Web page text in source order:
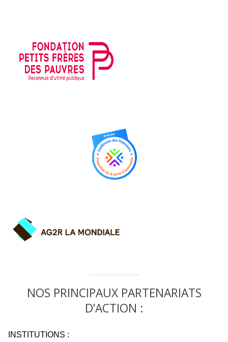
NOS PRINCIPAUX PARTENARIATS
D’ACTION :
INSTITUTIONS :